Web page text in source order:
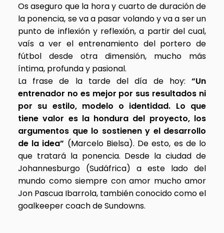
Os aseguro que la hora y cuarto de duración de
la ponencia, se va a pasar volando y va a ser un
punto de inflexión y reflexión, a partir del cual,
vaís a ver el entrenamiento del portero de
fútbol desde otra dimensión, mucho más
íntima, profunda y pasional.
La frase de la tarde del día de hoy: “Un
entrenador no es mejor por sus resultados ni
por su estilo, modelo o identidad. Lo que
tiene valor es la hondura del proyecto, los
argumentos que lo sostienen y el desarrollo
de la idea” (Marcelo Bielsa). De esto, es de lo
que tratará la ponencia. Desde la ciudad de
Johannesburgo (Sudáfrica) a este lado del
mundo como siempre con amor mucho amor
Jon Pascua Ibarrola, también conocido como el
goalkeeper coach de Sundowns.